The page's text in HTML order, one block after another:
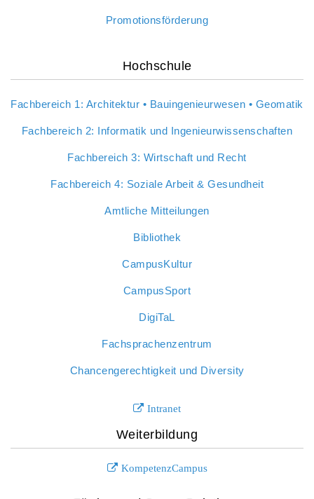
Promotionsförderung
Hochschule
Fachbereich 1: Architektur • Bauingenieurwesen • Geomatik
Fachbereich 2: Informatik und Ingenieurwissenschaften
Fachbereich 3: Wirtschaft und Recht
Fachbereich 4: Soziale Arbeit & Gesundheit
Amtliche Mitteilungen
Bibliothek
CampusKultur
CampusSport
DigiTaL
Fachsprachenzentrum
Chancengerechtigkeit und Diversity
Intranet
Weiterbildung
KompetenzCampus